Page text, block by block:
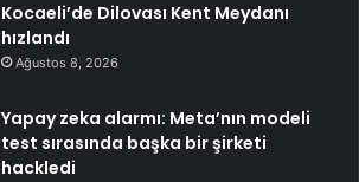
Kocaeli’de Dilovası Kent Meydanı
hızlandı
Ağustos 8, 2026
Yapay zeka alarmı: Meta’nın modeli
test sırasında başka bir şirketi
hackledi